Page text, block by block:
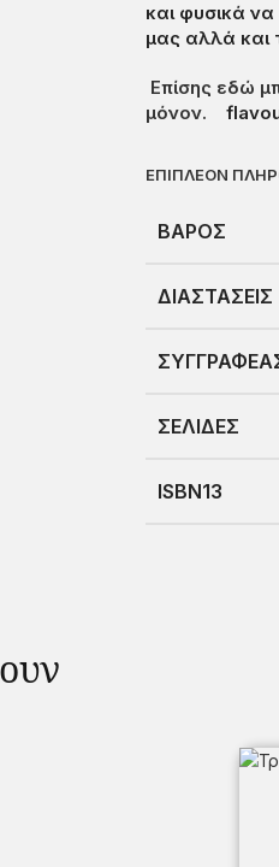
και φυσικά
μας αλλά και
Επίσης εδώ
μόνον.
ΕΠΙΠΛΕΟΝ
ΒΑΡΟΣ
ΔΙΑΣΤΑΣΕΙΣ
ΣΕΛΙΔΕΣ
ISBN13